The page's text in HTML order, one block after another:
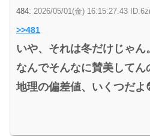
484: 2026/05/01(金) 16:15:27.43
>>481
いや、それは冬だけじゃん。
なんでそんなに賛美してん
地理の偏差値、いくつだよ